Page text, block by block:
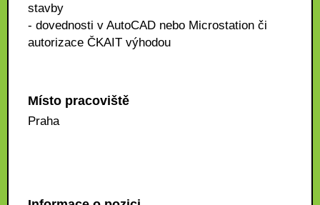
stavby
- dovednosti v AutoCAD nebo Microstation či
autorizace ČKAIT výhodou
Místo pracoviště
Praha